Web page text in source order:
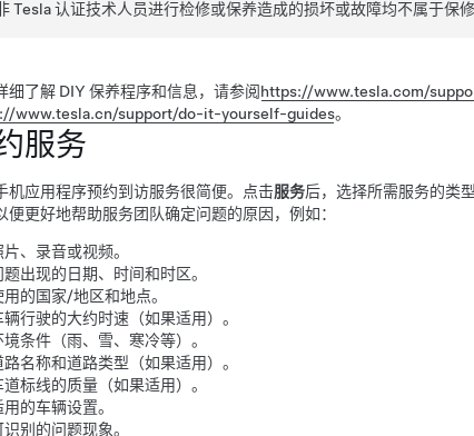
Tesla 认证技术人员进行检修或保养造成的损坏或故障均不属于保修
细了解 DIY 保养程序和信息，请参阅https://www.tesla.com/
www.tesla.cn/support/do-it-yourself-guides。
服务
机应用程序预约到访服务很简便。点击服务后，选择所需服务的类
便更好地帮助服务团队确定问题的原因，例如：
片、录音或视频。
题出现的日期、时间和时区。
用的国家/地区和地点。
辆行驶的大约时速（如果适用）。
境条件（雨、雪、寒冷等）。
路名称和道路类型（如果适用）。
道标线的质量（如果适用）。
用的车辆设置。
识别的问题现象。